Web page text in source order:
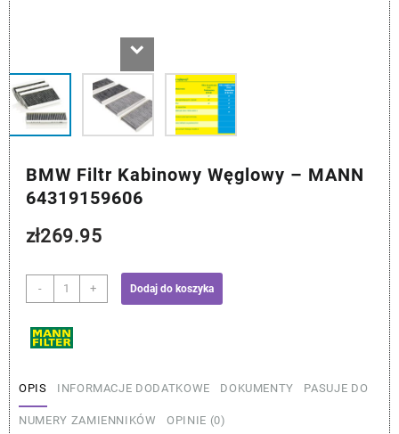
BMW Filtr Kabinowy Węglowy – MANN
64319159606
zł269.95
-
ilość
BMW
Kabinowy
MANN
64319159606
+ Dodaj do koszyka
OPIS INFORMACJE DODATKOWE DOKUMENTY PASUJE DO
NUMERY ZAMIENNIKÓW OPINIE (0)